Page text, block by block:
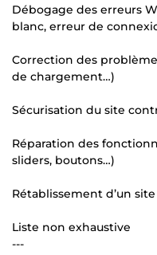
Débogage des erreurs
blanc, erreur de
Correction des
de chargement…)
Sécurisation du site
Réparation des
sliders, boutons…)
Rétablissement d’un
Liste non exhaustive
---